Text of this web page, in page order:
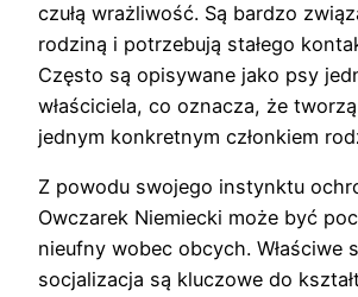
czułą wrażliwość. Są bardzo
rodziną i potrzebują stałego
Często są opisywane jako psy
właściciela, co oznacza, że
jednym konkretnym członkiem
Z powodu swojego instynktu
Owczarek Niemiecki może być
nieufny wobec obcych. Właściwe
socjalizacja są kluczowe do